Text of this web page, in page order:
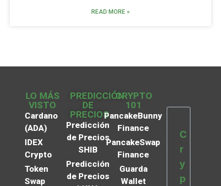
READ MORE »
LO MÁS
VISTO
Cardano
(ADA)
IDEX
Crypto
Token
Swap
PREDICCIÓN
DE
PRECIOS
Predicción
de Precios
SHIB
Predicción
de Precios
CRYPTO
101
PancakeBunny
Finance
PancakeSwap
Finance
Guarda
Wallet
C
r
y
p